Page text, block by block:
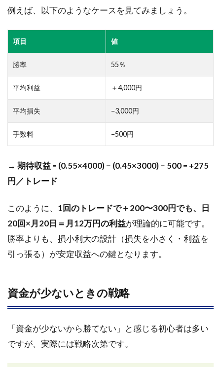
解が
深ま
6.3
に│焦
らず
現
げよ
例えば、以下のようなケースを見てみましょう。
項目 値
勝率 55％
平均利益 ＋4,000円
平均損失 −3,000円
手数料 −500円
→ 期待収益 = (0.55×4000) − (0.45×3000) − 500 = +275
円／トレード
このように、 1回のトレードで＋200〜300円でも、日
20回×月20日＝月12万円の利益が理論的に可能です。
勝率よりも、損小利大の設計（損失を小さく・利益を
引っ張る）が安定収益への鍵となります。
資金が少ないときの戦略
「資金が少ないから勝てない」と感じる初心者は多い
ですが、実際には戦略次第です。